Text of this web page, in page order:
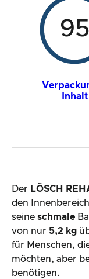
95
Inhalt
Der LÖSCH
den
seine schmale
von nur 5,2 kg
für Menschen,
möchten, aber
benötigen.